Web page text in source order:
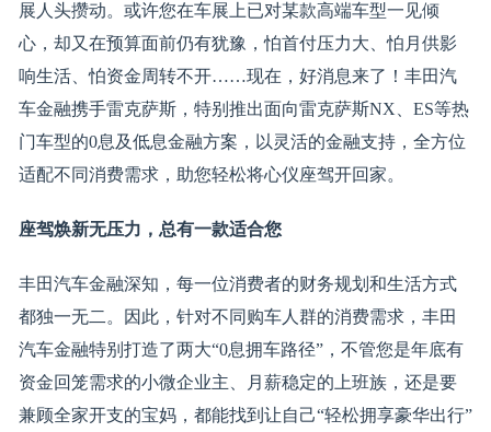
展人头攒动。或许您在车展上已对某款高端车型一见倾
心，却又在预算面前仍有犹豫，怕首付压力大、怕月供影
响生活、怕资金周转不开……现在，好消息来了！丰田汽
车金融携手雷克萨斯，特别推出面向雷克萨斯NX、ES等热
门车型的0息及低息金融方案，以灵活的金融支持，全方位
适配不同消费需求，助您轻松将心仪座驾开回家。
座驾焕新无压力， 总有一款适合您
丰田汽车金融深知，每一位消费者的财务规划和生活方式
都独一无二。因此，针对不同购车人群的消费需求，丰田
汽车金融特别打造了两大“0息拥车路径”，不管您是年底有
资金回笼需求的小微企业主、月薪稳定的上班族，还是要
兼顾全家开支的宝妈，都能找到让自己“轻松拥享豪华出行”